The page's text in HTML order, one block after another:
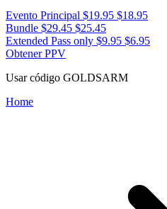
Evento Principal $19.95 $18.95
Bundle $29.45 $25.45
Extended Pass only $9.95 $6.95
Obtener PPV
Usar código GOLDSARM
Home